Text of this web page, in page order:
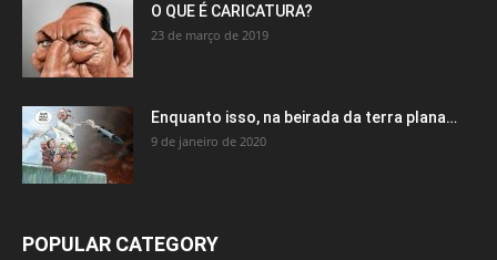
O QUE É CARICATURA?
23 de março de 2019
Enquanto isso, na beirada da terra plana…
9 de janeiro de 2020
POPULAR CATEGORY